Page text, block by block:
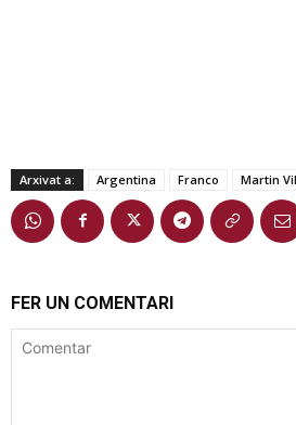
Arxivat a: Argentina Franco Martin
FER UN COMENTARI